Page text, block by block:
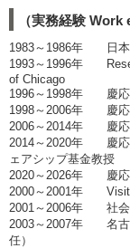
（実務経験 Work
1983～1986年 日本
1993～1996年
of Chicago
1996～1998年 慶応
1998～2006年 慶応
2006～2014年 慶応
2014～2020年 慶応
ェアシップ基金教授
2020～2026年 慶応
2000～2001年
2001～2006年 社会
2003～2007年 名古
任）